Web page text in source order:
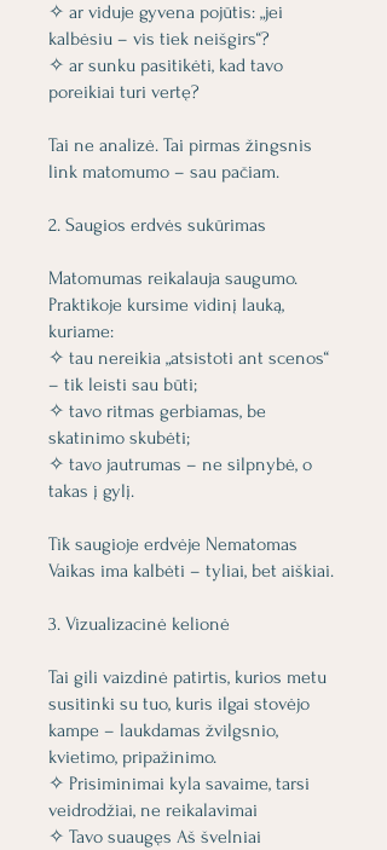
✧ ar viduje gyvena pojūtis: „jei
kalbėsiu – vis tiek neišgirs“?
✧ ar sunku pasitikėti, kad tavo
poreikiai turi vertę?
Tai ne analizė. Tai pirmas žingsnis
link matomumo – sau pačiam.
2. Saugios erdvės sukūrimas
Matomumas reikalauja saugumo.
Praktikoje kursime vidinį lauką,
kuriame:
✧ tau nereikia „atsistoti ant scenos“
– tik leisti sau būti;
✧ tavo ritmas gerbiamas, be
skatinimo skubėti;
✧ tavo jautrumas – ne silpnybė, o
takas į gylį.
Tik saugioje erdvėje Nematomas
Vaikas ima kalbėti – tyliai, bet aiškiai.
3. Vizualizacinė kelionė
Tai gili vaizdinė patirtis, kurios metu
susitinki su tuo, kuris ilgai stovėjo
kampe – laukdamas žvilgsnio,
kvietimo, pripažinimo.
✧ Prisiminimai kyla savaime, tarsi
veidrodžiai, ne reikalavimai
✧ Tavo suaugęs Aš švelniai